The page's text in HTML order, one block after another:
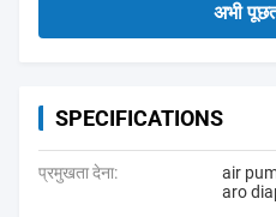
अभी
SPECIFICATIONS
प्रमुखता देना: air
aro